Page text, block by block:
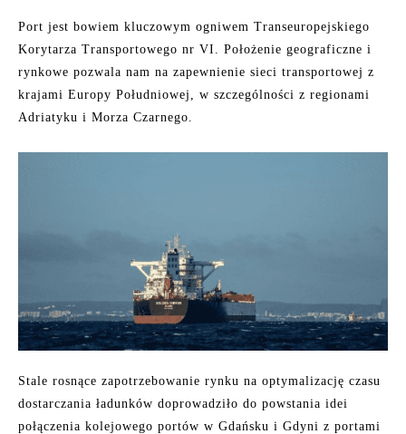
Port jest bowiem kluczowym ogniwem Transeuropejskiego
Korytarza Transportowego nr VI. Położenie geograficzne i
rynkowe pozwala nam na zapewnienie sieci transportowej z
krajami Europy Południowej, w szczególności z regionami
Adriatyku i Morza Czarnego.
Stale rosnące zapotrzebowanie rynku na optymalizację czasu
dostarczania ładunków doprowadziło do powstania idei
połączenia kolejowego portów w Gdańsku i Gdyni z portami